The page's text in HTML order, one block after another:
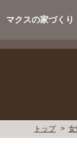
マクスの家づくり
トップ